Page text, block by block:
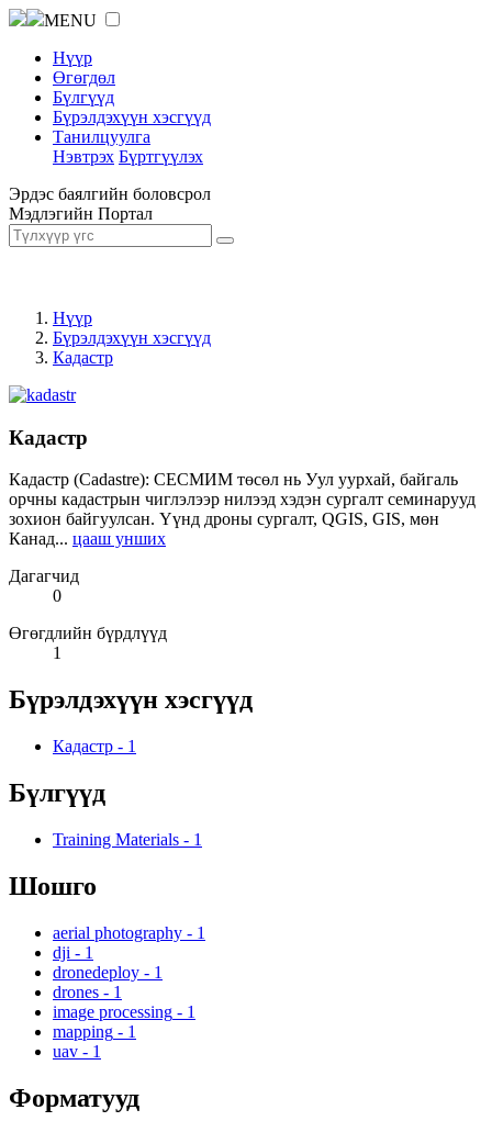
MENU
Нүүр
Өгөгдөл
Бүлгүүд
Бүрэлдэхүүн хэсгүүд
Танилцуулга
Нэвтрэх Бүртгүүлэх
Эрдэс баялгийн боловсрол
Мэдлэгийн Портал
Нүүр
Бүрэлдэхүүн хэсгүүд
Кадастр
Кадастр
Кадастр (Cadastre): СЕСМИМ төсөл нь Уул уурхай, байгаль
орчны кадастрын чиглэлээр нилээд хэдэн сургалт семинарууд
зохион байгуулсан. Үүнд дроны сургалт, QGIS, GIS, мөн
Канад... цааш унших
Дагагчид
0
Өгөгдлийн бүрдлүүд
1
Бүрэлдэхүүн хэсгүүд
Кадастр - 1
Бүлгүүд
Training Materials - 1
Шошго
aerial photography - 1
dji - 1
dronedeploy - 1
drones - 1
image processing - 1
mapping - 1
uav - 1
Форматууд